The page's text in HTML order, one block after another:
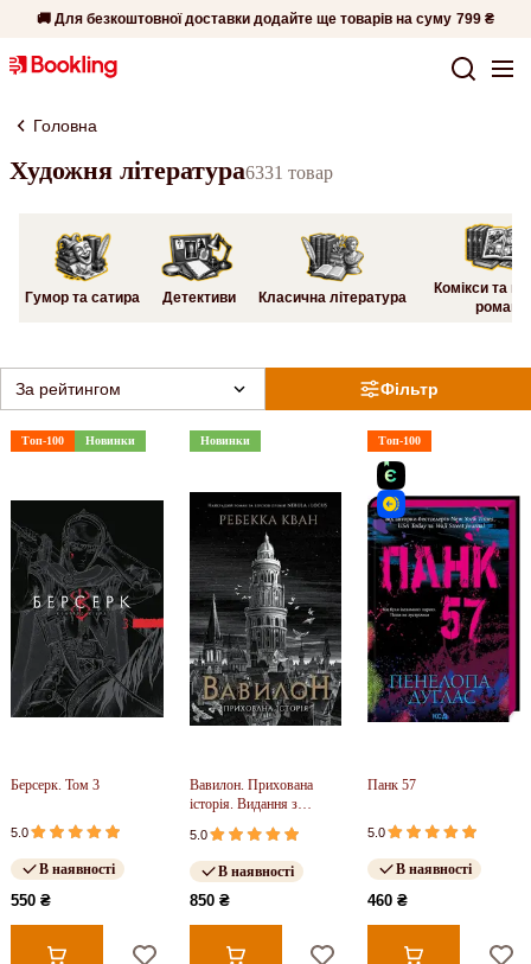
🚚 Для безкоштовної доставки додайте ще товарів на суму 799 ₴
Головна
Художня література6331 товар
Гумор та сатира Детективи Класична література
Комікси та
романи
Фільтр
За рейтингом
Топ-100 Новинки
Берсерк. Том 3
5.0
В наявності
550 ₴
Новинки
Вавилон. Прихована
історія. Видання з
ілюстрованим зрізом (у)
5.0
В наявності
850 ₴
Топ-100
Панк 57
5.0
В наявності
460 ₴